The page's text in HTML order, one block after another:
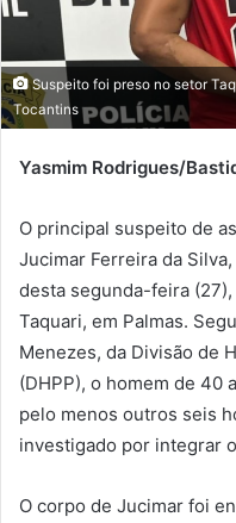
i
l
Suspeito foi preso no setor
Tocantins
Yasmim Rodrigues/
O principal suspeito de
Jucimar Ferreira da
desta segunda-feira
Taquari, em Palmas.
Menezes, da Divisão de
(DHPP), o homem de 40
pelo menos outros seis
investigado por integrar
O corpo de Jucimar foi